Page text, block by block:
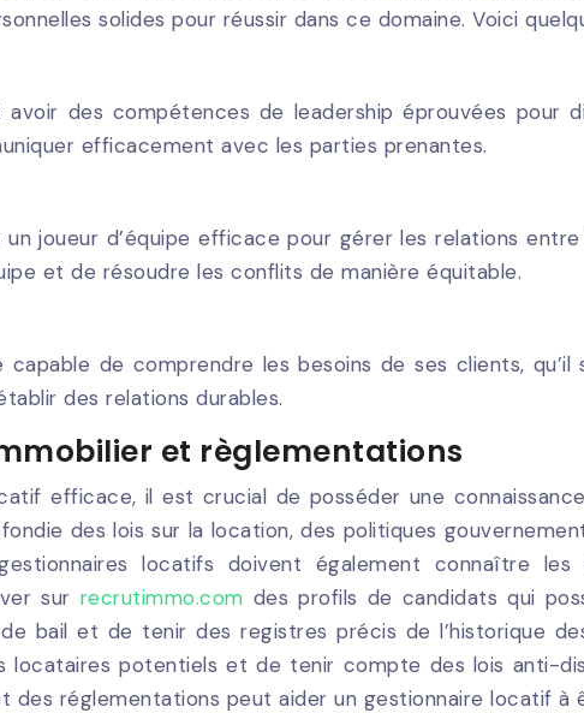
solides pour réussir dans ce domaine. Voici
des compétences de leadership éprouvées
efficacement avec les parties prenantes.
joueur d’équipe efficace pour gérer les relations
et de résoudre les conflits de manière équitable.
de comprendre les besoins de ses clients,
des relations durables.
et règlementations
efficace, il est crucial de posséder une
des lois sur la location, des politiques
locatifs doivent également connaître
sur recrutimmo.com des profils de candidats qui
bail et de tenir des registres précis de l’historique
potentiels et de tenir compte des lois anti-
des réglementations peut aider un gestionnaire locatif